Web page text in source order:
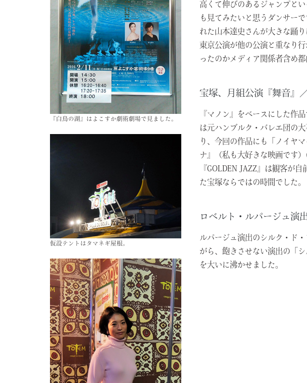
『白鳥の湖』 はよこすか劇術劇場で見ました。
仮設テントはタマネギ屋根。
高くて伸びのあるジャンプと
も見てみたいと思うダンサー
れた山本達史さんが大きな踊
東京公演が他の公演と重なり
ったのかメディア関係者含め
宝塚、月組公演『舞音』
『マノン』をベースにした作
は元ハンブルク・バレエ団の
り、今回の作品にも「ノイヤ
ナ』（私も大好きな映画です
『GOLDEN JAZZ』は観客が
た宝塚ならではの時間でした。
ロベルト・ルパージュ演
ルパージュ演出のシルク・ド
がら、飽きさせない演出の「
を大いに沸かせました。